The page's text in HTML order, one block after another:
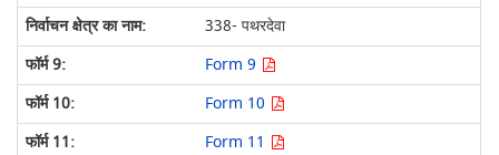
338- पथरदेवा
Form 9
Form 10
Form 11